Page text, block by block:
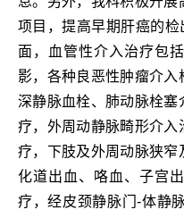
项目，提高早期肝癌的
面，血管性介入治疗包
影，各种良恶性肿瘤介
深静脉血栓、肺动脉栓塞
疗，外周动静脉畸形介入
疗，下肢及外周动脉狭窄
化道出血、咯血、子宫
疗，经皮颈静脉门-体静